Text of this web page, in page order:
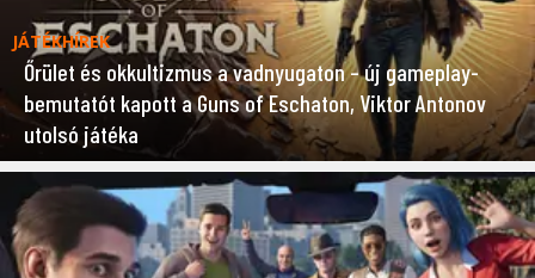
JÁTÉKHÍREK
Őrület és okkultizmus a vadnyugaton – új gameplay-
bemutatót kapott a Guns of Eschaton, Viktor Antonov
utolsó játéka